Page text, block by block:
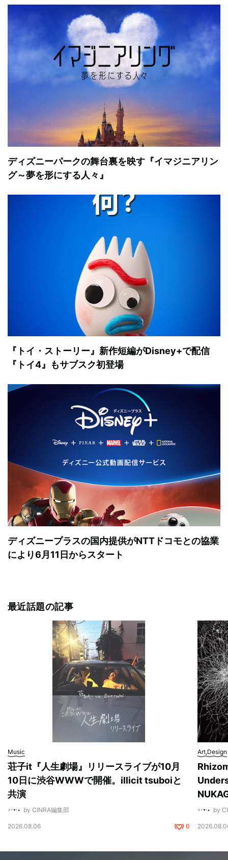
ディズニーパークの舞台裏を映す『イマジニアリン
グ～夢を形にする人々』
『トイ・ストーリー』新作短編がDisney+で配信
『トイ4』もサブスク初登場
ディズニープラスの国内提供がNTTドコモとの協業
により6月11日からスタート
最近話題の記事
Music
荘子it『人生劇場』リリースライブが10月
10日に渋谷WWWで開催。illicit tsuboiと
共演
by CINRA編集部
2026.08.06 0
Art,Design
by